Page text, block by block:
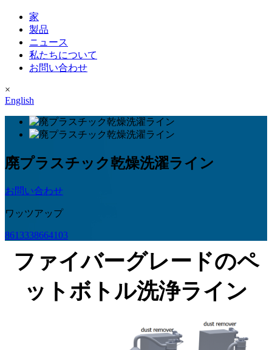
家
製品
ニュース
私たちについて
お問い合わせ
×
English
廃プラスチック乾燥洗濯ライン
お問い合わせ
ワッツアップ
8613338664103
ファイバーグレードのペ
ットボトル洗浄ライン